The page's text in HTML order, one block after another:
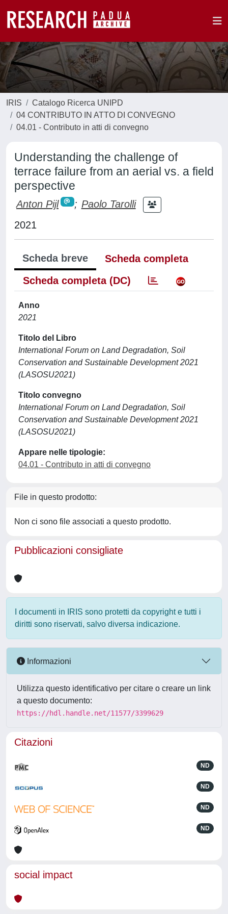
IRIS
Catalogo Ricerca UNIPD
04 CONTRIBUTO IN ATTO DI CONVEGNO
04.01 - Contributo in atti di convegno
Understanding the challenge of
terrace failure from an aerial vs. a field
perspective
Anton Pijl ; Paolo Tarolli
2021
Scheda breve
Scheda completa
Scheda completa (DC)
Anno
2021
Titolo del Libro
International Forum on Land Degradation, Soil
Conservation and Sustainable Development 2021
(LASOSU2021)
Titolo convegno
International Forum on Land Degradation, Soil
Conservation and Sustainable Development 2021
(LASOSU2021)
Appare nelle tipologie:
04.01 - Contributo in atti di convegno
File in questo prodotto:
Non ci sono file associati a questo prodotto.
Pubblicazioni consigliate
I documenti in IRIS sono protetti da copyright e tutti i
diritti sono riservati, salvo diversa indicazione.
Informazioni
Utilizza questo identificativo per citare o creare un link
a questo documento:
https://hdl.handle.net/11577/3399629
Citazioni
ND
ND
ND
ND
social impact